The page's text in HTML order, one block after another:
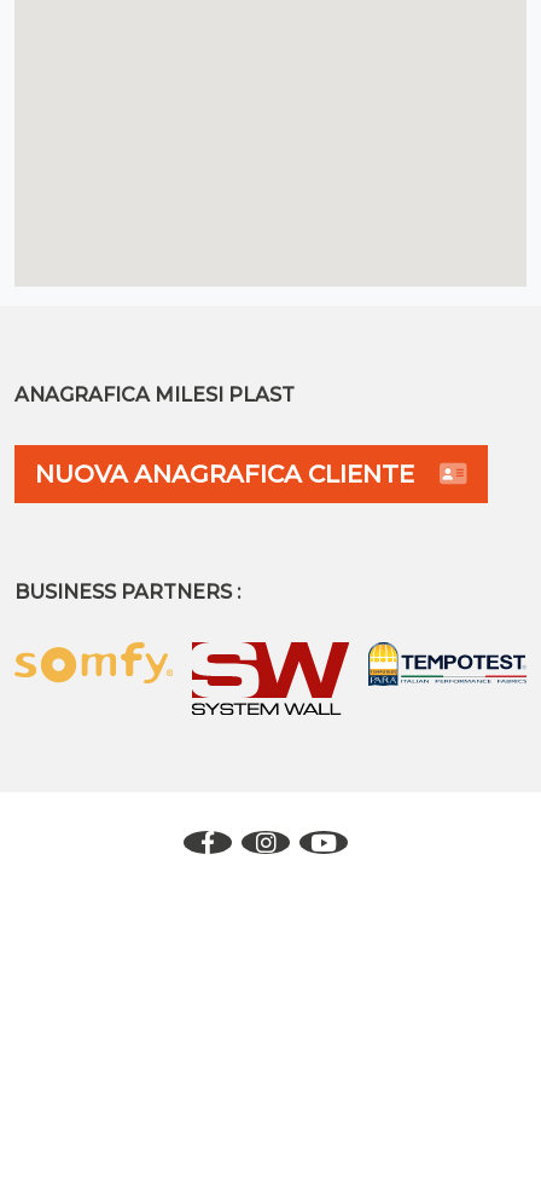
ANAGRAFICA MILESI PLAST
NUOVA ANAGRAFICA CLIENTE
BUSINESS PARTNERS :